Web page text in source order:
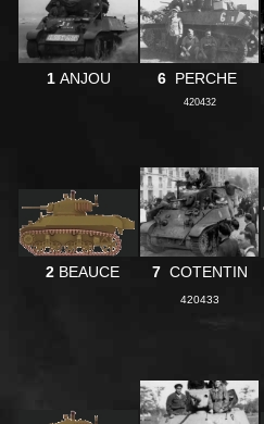
1 ANJOU 6 PERCHE
420432
2 BEAUCE 7COTENTIN
420433